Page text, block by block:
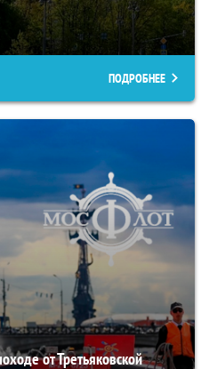
ПОДРОБНЕЕ
от Третьяковской